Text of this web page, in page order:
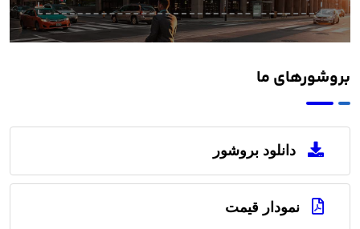
بروشورهای ما
دانلود بروشور
نمودار قیمت